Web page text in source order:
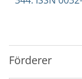
Förderer